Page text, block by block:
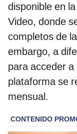
disponible en
Video, donde
completos de
embargo, a
para acceder
plataforma se
mensual.